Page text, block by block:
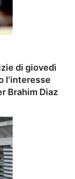
di giovedì
l’interesse
Brahim Diaz